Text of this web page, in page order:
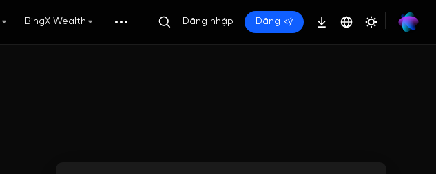
BingX Wealth Đăng nhập Đăng ký